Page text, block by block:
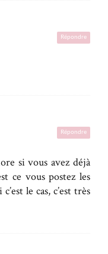
Répondre
Répondre
si vous avez déjà
ce vous postez les
le cas, c’est très